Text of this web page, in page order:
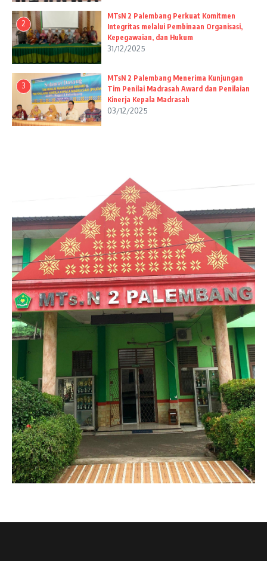
2
MTsN 2 Palembang Perkuat Komitmen
Integritas melalui Pembinaan Organisasi,
Kepegawaian, dan Hukum
31/12/2025
3
MTsN 2 Palembang Menerima Kunjungan
Tim Penilai Madrasah Award dan Penilaian
Kinerja Kepala Madrasah
03/12/2025